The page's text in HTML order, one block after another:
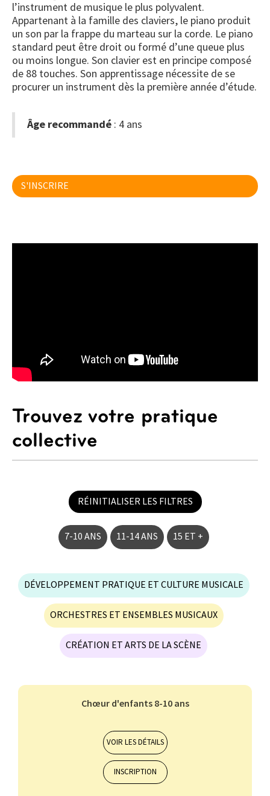
PIANO SUZUKI
l’instrument de musique le plus polyvalent.
Appartenant à la famille des claviers, le piano produit
un son par la frappe du marteau sur la corde. Le piano
standard peut être droit ou formé d’une queue plus
ou moins longue. Son clavier est en principe composé
de 88 touches. Son apprentissage nécessite de se
procurer un instrument dès la première année d’étude.
Âge recommandé : 4 ans
S'INSCRIRE
Trouvez votre pratique
collective
7-10 ANS 11-14 ANS 15 ET +
RÉINITIALISER LES FILTRES
DÉVELOPPEMENT PRATIQUE ET CULTURE MUSICALE
ORCHESTRES ET ENSEMBLES MUSICAUX
CRÉATION ET ARTS DE LA SCÈNE
Chœur d'enfants 8-10 ans
VOIR LES DÉTAILS
INSCRIPTION